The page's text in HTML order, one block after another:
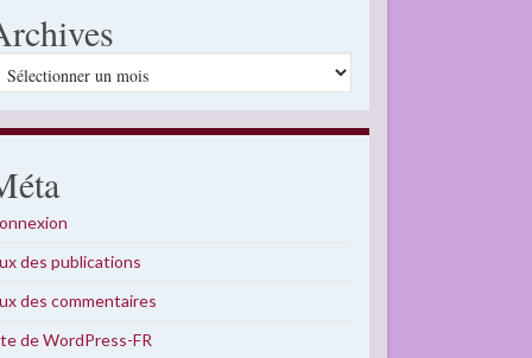
des publications
des commentaires
de WordPress-FR